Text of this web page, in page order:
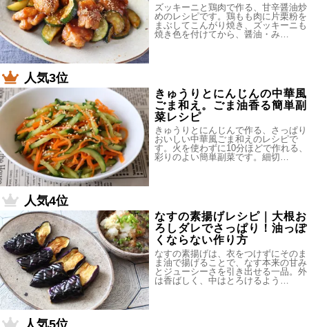
ズッキーニと鶏肉で作る、甘辛醤油炒
めのレシピです。鶏もも肉に片栗粉を
まぶしてこんがり焼き、ズッキーニも
焼き色を付けてから、醤油・み…
人気3位
きゅうりとにんじんの中華風
ごま和え。ごま油香る簡単副
菜レシピ
きゅうりとにんじんで作る、さっぱり
おいしい中華風ごま和えのレシピで
す。火を使わずに10分ほどで作れる、
彩りのよい簡単副菜です。細切…
人気4位
なすの素揚げレシピ｜大根お
ろしダレでさっぱり！油っぽ
くならない作り方
なすの素揚げは、衣をつけずにそのま
ま油で揚げることで、なす本来の甘み
とジューシーさを引き出せる一品。外
は香ばしく、中はとろけるよう…